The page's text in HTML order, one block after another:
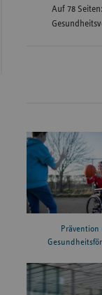
Auf 78
Prävention